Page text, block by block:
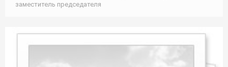
заместитель председателя